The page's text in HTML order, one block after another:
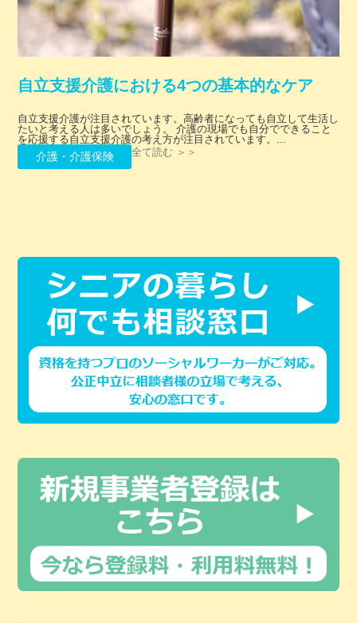
自立支援介護における4つの基本的なケア
自立支援介護が注目されています。高齢者になっても自立して生活し
たいと考える人は多いでしょう。 介護の現場でも自分でできること
を応援する自立支援介護の考え方が注目されています。...
介護・介護保険 全て読む ＞＞